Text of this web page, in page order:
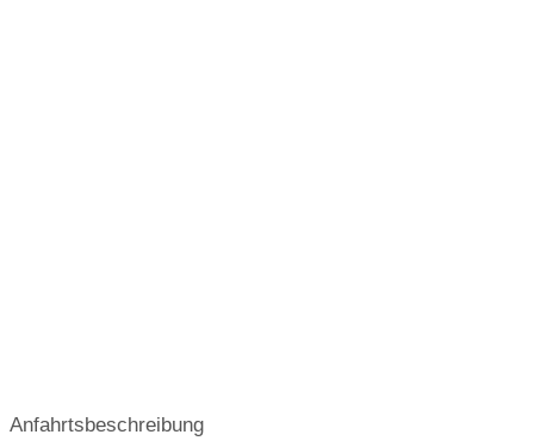
Anfahrtsbeschreibung